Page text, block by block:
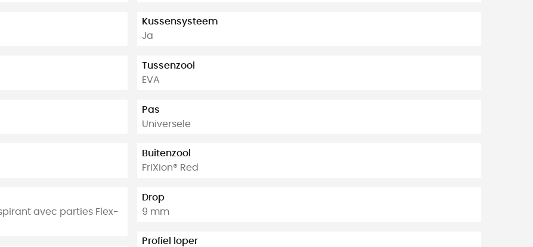
avec parties Flex-
Kussensysteem
Ja
Tussenzool
EVA
Pas
Universele
Buitenzool
FriXion® Red
Drop
9 mm
Profiel loper